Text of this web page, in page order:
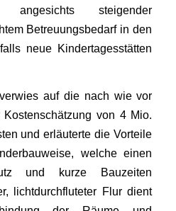
angesichts steigender
Betreuungsbedarf in den
neue Kindertagesstätten
auf die nach wie vor
von 4 Mio.
und erläuterte die Vorteile
welche einen
und kurze Bauzeiten
lichtdurchfluteter Flur dient